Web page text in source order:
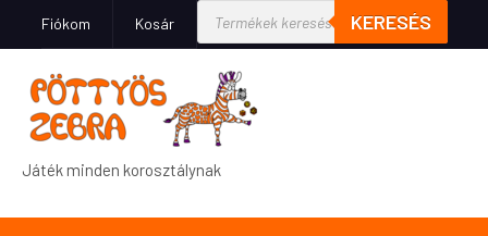
Fiókom Kosár KERESÉS
Játék minden korosztálynak